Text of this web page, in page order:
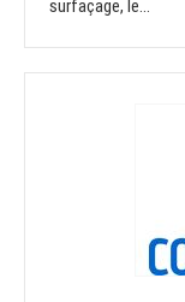
surfaçage, le...